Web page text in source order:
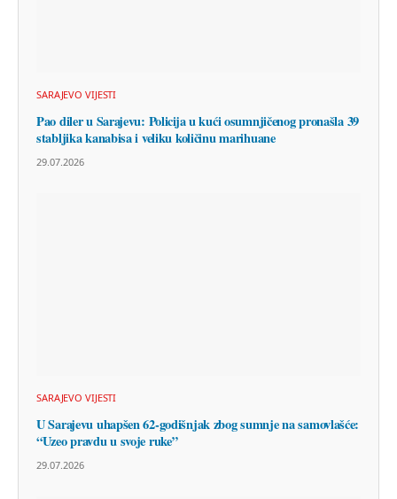
SARAJEVO VIJESTI
Pao diler u Sarajevu: Policija u kući osumnjičenog pronašla 39
stabljika kanabisa i veliku količinu marihuane
29.07.2026
SARAJEVO VIJESTI
U Sarajevu uhapšen 62-godišnjak zbog sumnje na samovlašće:
“Uzeo pravdu u svoje ruke”
29.07.2026